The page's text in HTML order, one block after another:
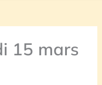
15 mars